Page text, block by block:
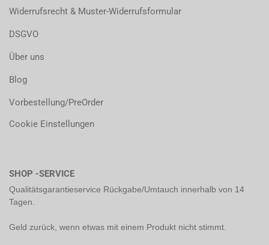
Widerrufsrecht & Muster-Widerrufsformular
DSGVO
Über uns
Blog
Vorbestellung/PreOrder
Cookie Einstellungen
SHOP -SERVICE
Qualitätsgarantieservice Rückgabe/Umtauch innerhalb von 14
Tagen.
Geld zurück, wenn etwas mit einem Produkt nicht stimmt.